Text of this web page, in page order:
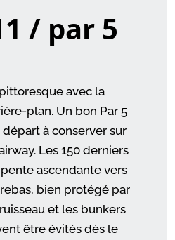
/ par 5
avec la
plan. Un bon Par 5
à conserver sur
Les 150 derniers
ascendante vers
bien protégé par
et les bunkers
être évités dès le